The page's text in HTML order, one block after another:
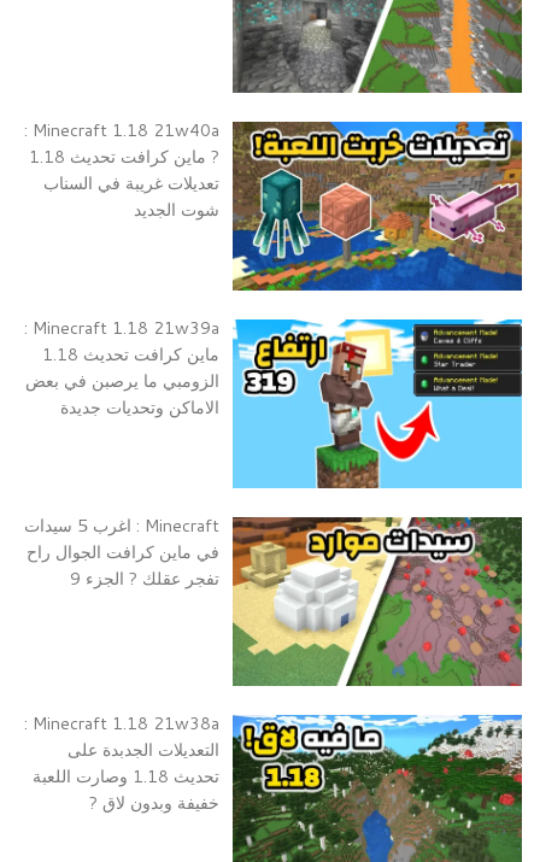
Minecraft 1.18 21w40a :
? ماين كرافت تحديث 1.18
تعديلات غريبة في السناب
شوت الجديد
Minecraft 1.18 21w39a :
ماين كرافت تحديث 1.18
الزومبي ما يرصبن في بعض
الاماكن وتحديات جديدة
Minecraft : اغرب 5 سيدات
في ماين كرافت الجوال راح
تفجر عقلك ? الجزء 9
Minecraft 1.18 21w38a :
التعديلات الجدبدة على
تحديث 1.18 وصارت اللعبة
خفيفة وبدون لاق ?